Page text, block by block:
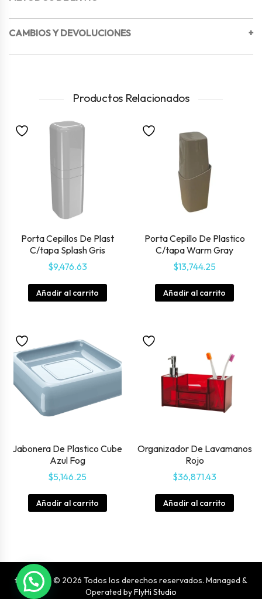
CAMBIOS Y DEVOLUCIONES +
Productos Relacionados
Porta Cepillos De Plast
C/tapa Splash Gris
$9,476.63
Añadir al carrito
Porta Cepillo De Plastico
C/tapa Warm Gray
$13,744.25
Añadir al carrito
Jabonera De Plastico Cube
Azul Fog
$5,146.25
Añadir al carrito
Organizador De Lavamanos
Rojo
$36,871.43
Añadir al carrito
fácilhome © 2026 Todos los derechos reservados. Managed &
Operated byFlyHi Studio